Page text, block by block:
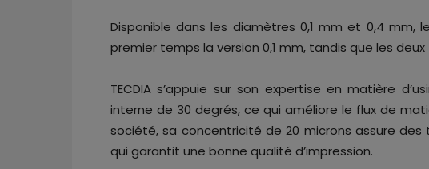
Disponible dans les diamètres 0,1 mm et 0,4 mm,
premier temps la version 0,1 mm, tandis que les
TECDIA s’appuie sur son expertise en matière
interne de 30 degrés, ce qui améliore le flux de
société, sa concentricité de 20 microns assure
qui garantit une bonne qualité d’impression.